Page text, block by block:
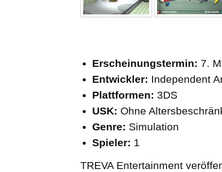
Erscheinungstermin: 7.
Entwickler: Independent
Plattformen: 3DS
USK: Ohne
Genre: Simulation
Spieler: 1
TREVA Entertainment